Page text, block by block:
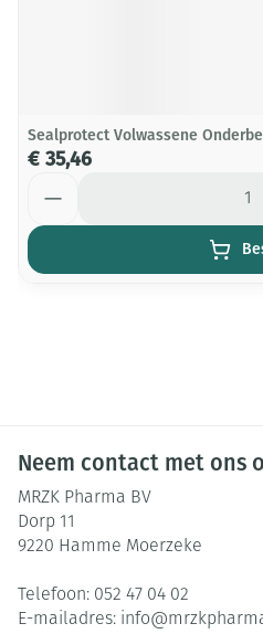
Sealprotect Volwassene
€ 35,46
Neem contact met ons
MRZK Pharma BV
Dorp 11
9220 Hamme Moerzeke
Telefoon: 052 47 04 02
E-mailadres: info@